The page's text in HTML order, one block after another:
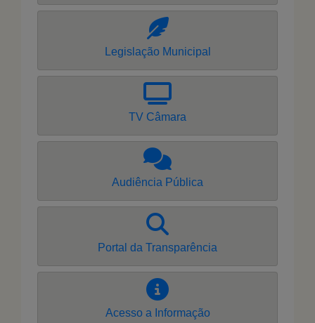
Legislação Municipal
TV Câmara
Audiência Pública
Portal da Transparência
Acesso a Informação